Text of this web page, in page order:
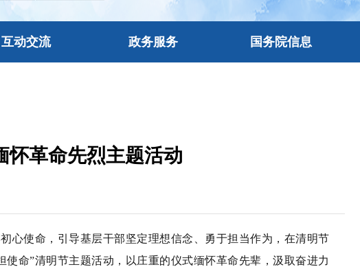
互动交流 政务服务 国务院信息
怀革命先烈主题活动
心使命，引导基层干部坚定理想信念、勇于担当作为，在清明节
命”清明节主题活动，以庄重的仪式缅怀革命先辈，汲取奋进力